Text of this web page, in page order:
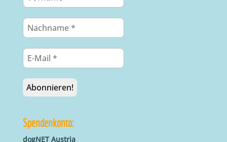
Spendenkonto:
dogNET Austria